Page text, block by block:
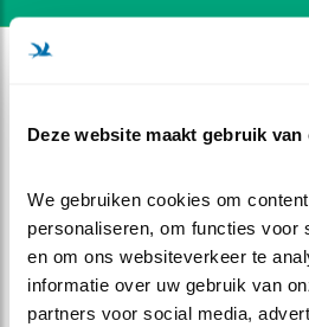
Deze website maakt gebruik van
We gebruiken cookies om
personaliseren, om functies voor
en om ons websiteverkeer te
informatie over uw gebruik van
partners voor social media,